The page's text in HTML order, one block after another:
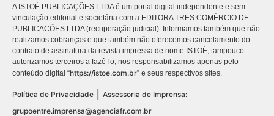
A ISTOÉ PUBLICAÇÕES LTDA é um portal digital independente e sem
vinculação editorial e societária com a EDITORA TRES COMÉRCIO DE
PUBLICACÕES LTDA (recuperação judicial). Informamos também que não
realizamos cobranças e que também não oferecemos cancelamento do
contrato de assinatura da revista impressa de nome ISTOÉ, tampouco
autorizamos terceiros a fazê-lo, nos responsabilizamos apenas pelo
conteúdo digital “https://istoe.com.br” e seus respectivos sites.
Política de Privacidade
Assessoria de Imprensa:
grupoentre.imprensa@agenciafr.com.br